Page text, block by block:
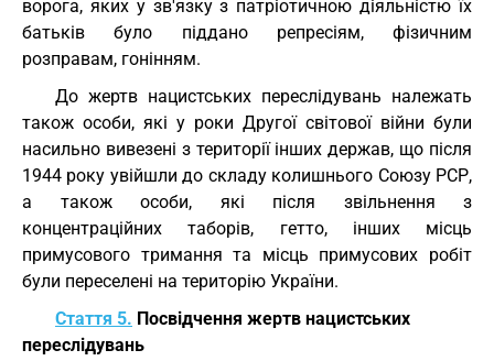
ворога, яких у зв'язку з патріотичною діяльністю їх
батьків було піддано репресіям, фізичним
розправам, гонінням.
До жертв нацистських переслідувань належать
також особи, які у роки Другої світової війни були
насильно вивезені з території інших держав, що після
1944 року увійшли до складу колишнього Союзу РСР,
а також особи, які після звільнення з
концентраційних таборів, гетто, інших місць
примусового тримання та місць примусових робіт
були переселені на територію України.
Стаття 5. Посвідчення жертв нацистських
переслідувань